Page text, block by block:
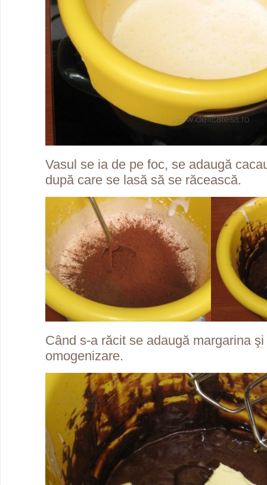
Vasul se ia de pe foc, se adaugă
după care se lasă să se răcească.
Când s-a răcit se adaugă margarina
omogenizare.